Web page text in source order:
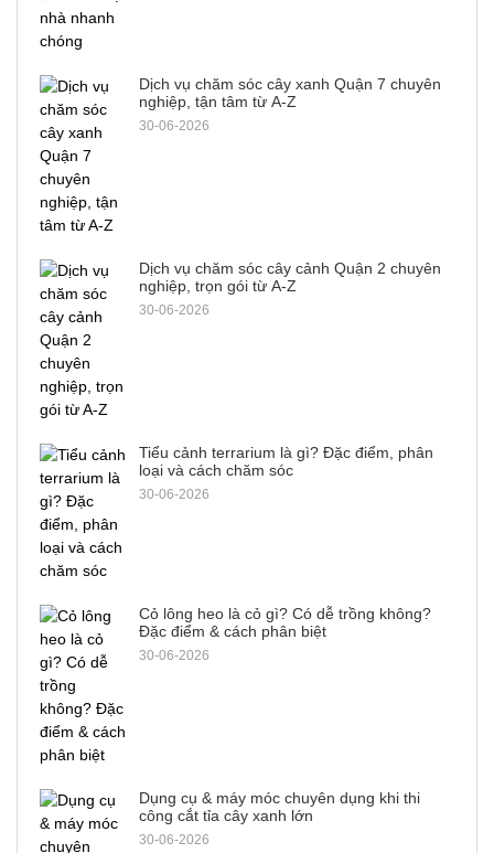
Dịch vụ chăm sóc cây xanh Quận 7 chuyên
nghiệp, tận tâm từ A-Z
30-06-2026
Dịch vụ chăm sóc cây cảnh Quận 2 chuyên
nghiệp, trọn gói từ A-Z
30-06-2026
Tiểu cảnh terrarium là gì? Đặc điểm, phân
loại và cách chăm sóc
30-06-2026
Cỏ lông heo là cỏ gì? Có dễ trồng không?
Đặc điểm & cách phân biệt
30-06-2026
Dụng cụ & máy móc chuyên dụng khi thi
công cắt tỉa cây xanh lớn
30-06-2026